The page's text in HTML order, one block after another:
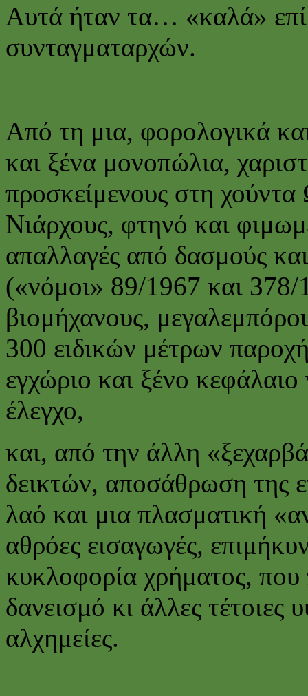
Αυτά ήταν τα… «καλά»
συνταγματαρχών.
Από τη μια, φορολογικά
και ξένα μονοπώλια,
προσκείμενους στη
Νιάρχους, φτηνό και
απαλλαγές από δασμούς
(«νόμοι» 89/1967 και 378/
βιομήχανους,
300 ειδικών μέτρων
εγχώριο και ξένο
έλεγχο,
και, από την άλλη
δεικτών, αποσάθρωση της
λαό και μια πλασματική
αθρόες εισαγωγές,
κυκλοφορία χρήματος,
δανεισμό κι άλλες τέτοιες
αλχημείες.